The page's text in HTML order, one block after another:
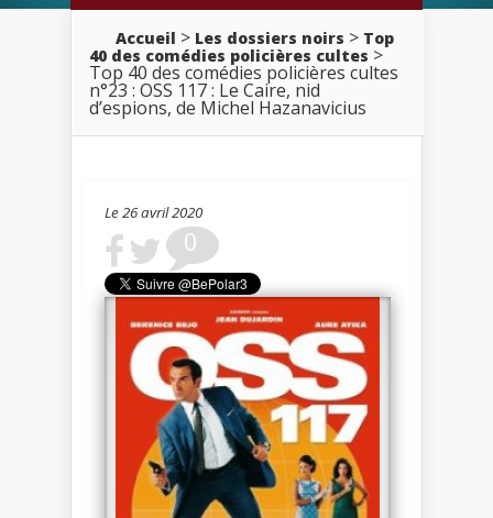
Accueil > Les dossiers noirs > Top
40 des comédies policières cultes >
Top 40 des comédies policières cultes
n°23 : OSS 117 : Le Caire, nid
d’espions, de Michel Hazanavicius
Le 26 avril 2020
0